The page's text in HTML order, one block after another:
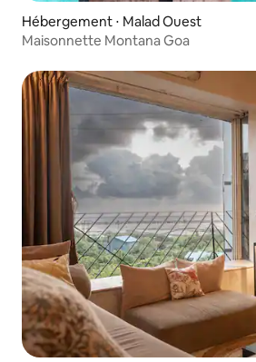
Hébergement ⋅ Malad Ouest
Maisonnette Montana Goa